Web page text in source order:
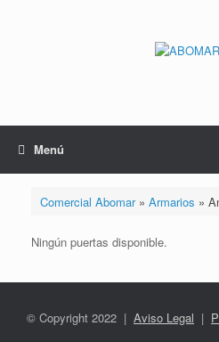
Menú
Comercial Abomar» Armarios »
Ningún puertas disponible.
© Copyright 2022 | Aviso Legal |